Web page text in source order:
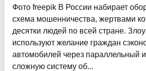
Фото freepik В России набирает
схема мошенничества, жертвами
десятки людей по всей стране.
используют желание граждан
автомобилей через параллельный
сложную систему об...